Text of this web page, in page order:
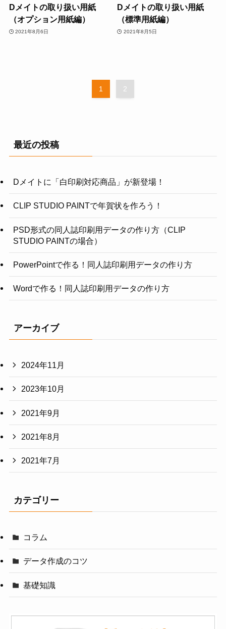
Dメイトの取り扱い用紙
（オプション用紙編）
2021年8月6日
Dメイトの取り扱い用紙
（標準用紙編）
2021年8月5日
1 2
最近の投稿
Dメイトに「白印刷対応商品」が新登場！
CLIP STUDIO PAINTで年賀状を作ろう！
PSD形式の同人誌印刷用データの作り方（CLIP
STUDIO PAINTの場合）
PowerPointで作る！同人誌印刷用データの作り方
Wordで作る！同人誌印刷用データの作り方
アーカイブ
2024年11月
2023年10月
2021年9月
2021年8月
2021年7月
カテゴリー
コラム
データ作成のコツ
基礎知識